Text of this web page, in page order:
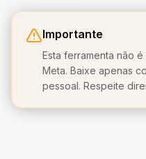
Importante
Esta ferramenta não
Meta. Baixe apenas
pessoal. Respeite